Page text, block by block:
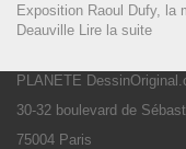
Exposition Raoul Dufy, la
Deauville
Lire la suite
PLANETE
30-32 boulevard de
75004 Paris